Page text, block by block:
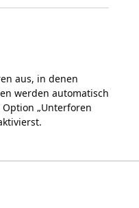
aus, in denen
werden automatisch
„Unterforen